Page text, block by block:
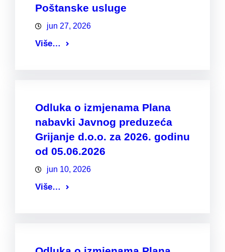
Poštanske usluge
jun 27, 2026
Više…
Odluka o izmjenama Plana
nabavki Javnog preduzeća
Grijanje d.o.o. za 2026. godinu
od 05.06.2026
jun 10, 2026
Više…